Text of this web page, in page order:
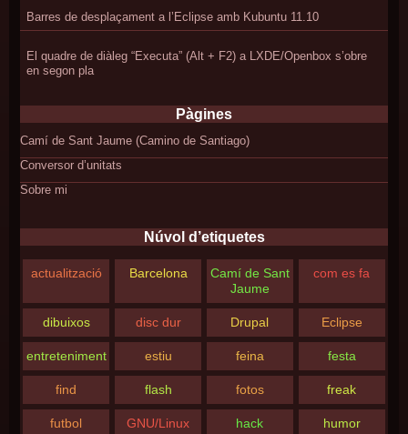
Barres de desplaçament a l’Eclipse amb Kubuntu 11.10
El quadre de diàleg “Executa” (Alt + F2) a LXDE/Openbox s’obre
en segon pla
Pàgines
Camí de Sant Jaume (Camino de Santiago)
Conversor d’unitats
Sobre mi
Núvol d’etiquetes
actualització Barcelona
Camí de Sant
Jaume
com es fa
dibuixos disc dur Drupal Eclipse
entreteniment estiu feina festa
find flash fotos freak
futbol GNU/Linux hack humor